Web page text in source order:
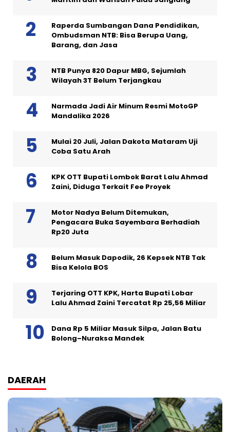
Raperda Sumbangan Dana Pendidikan,
Ombudsman NTB: Bisa Berupa Uang,
Barang, dan Jasa
NTB Punya 820 Dapur MBG, Sejumlah
Wilayah 3T Belum Terjangkau
Narmada Jadi Air Minum Resmi MotoGP
Mandalika 2026
Mulai 20 Juli, Jalan Dakota Mataram Uji
Coba Satu Arah
KPK OTT Bupati Lombok Barat Lalu Ahmad
Zaini, Diduga Terkait Fee Proyek
Motor Nadya Belum Ditemukan,
Pengacara Buka Sayembara Berhadiah
Rp20 Juta
Belum Masuk Dapodik, 26 Kepsek NTB Tak
Bisa Kelola BOS
Terjaring OTT KPK, Harta Bupati Lobar
Lalu Ahmad Zaini Tercatat Rp 25,56 Miliar
Dana Rp 5 Miliar Masuk Silpa, Jalan Batu
Bolong–Nuraksa Mandek
DAERAH